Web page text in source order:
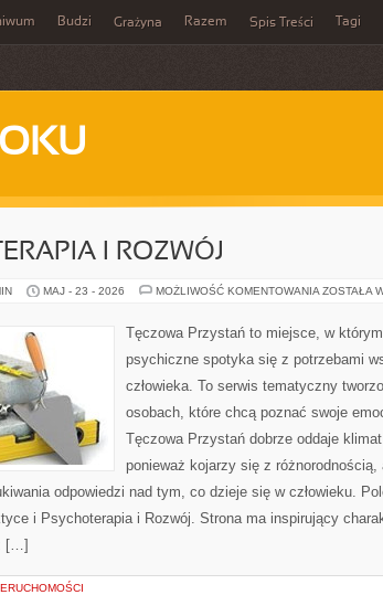
Budzi Grażyna Razem Spis Treści Tagi
I ROZWÓJ
MAJ - 23 - 2026 MOŻLIWOŚĆ KOMENTOWANIA ZOSTAŁA
Tęczowa Przystań to miejsce, w
psychiczne spotyka się z potrzebami
człowieka. To serwis tematyczny
osobach, które chcą poznać swoje
Tęczowa Przystań dobrze oddaje
ponieważ kojarzy się z różnorodnością,
odpowiedzi nad tym, co dzieje się w człowieku.
i Psychoterapia i Rozwój. Strona ma inspirujący
[…]